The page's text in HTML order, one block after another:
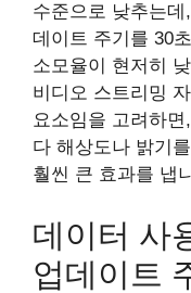
수준으로 낮추는
데이트 주기를 30
소모율이 현저히
비디오 스트리밍
요소임을 고려하
다 해상도나 밝기
훨씬 큰 효과를 냅
데이터 사
업데이트